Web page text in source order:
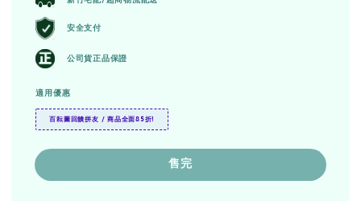
安全支付
公司貨正品保證
適用優惠
百耘圖回饋拼友 / 商品全面85折!
售完